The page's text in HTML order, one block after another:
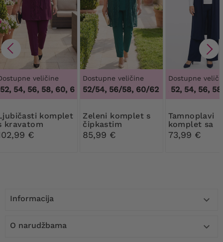
veličine
54, 56, 58, 60, 62, 64,48, 50, 52, 54, 56, 58, 60, 62, 64
kravatom
€
Dostupne veličine
52/54, 56/58, 60/62
Zeleni komplet s
čipkastim
pelerinom
85,99 €
Dostupne
48, 50, 52, 54, 56, 58,
Tamnoplavi
komplet sa
zlatnom
73,99 €
Informacija 
O narudžbama 